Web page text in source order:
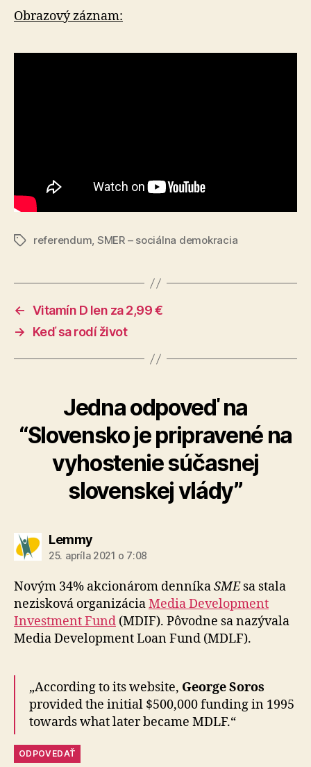
Obrazový záznam:
Značkyreferendum, SMER – sociálna demokracia
← Vitamín D len za 2,99 €
→
Keď sa rodí život
Jedna odpoveď na
“Slovensko je pripravené na
vyhostenie súčasnej
slovenskej vlády”
Lemmyhovorí:
25. apríla 2021 o 7:08
Novým 34% akcionárom denníkaSMEsa stala
nezisková organizáciaMedia Development
Investment Fund (MDIF). Pôvodne sa nazývala
Media Development Loan Fund (MDLF).
„According to its website, George Soros
provided the initial $500,000 funding in 1995
towards what later became MDLF.“
ODPOVEDAŤ